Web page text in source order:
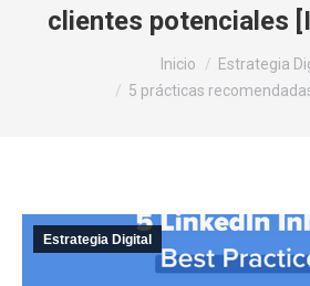
clientes potenciales
Inicio
Estrategia
5 prácticas
Estrategia Digital